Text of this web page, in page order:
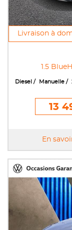
Livraison à
1.5
Diesel Manuelle
13
En